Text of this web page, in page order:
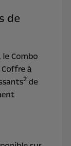
de
le Combo
à
2de